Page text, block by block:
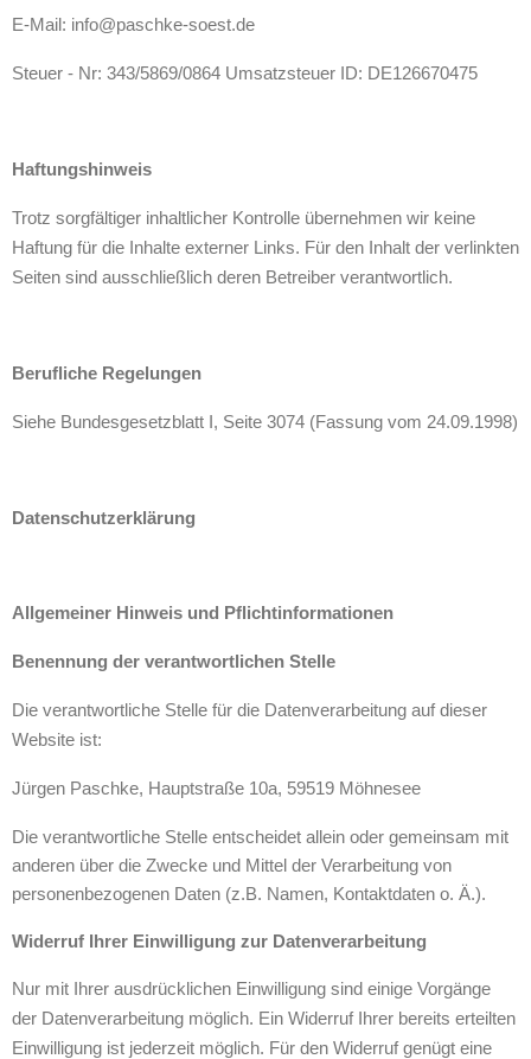
E-Mail: info@paschke-soest.de
Steuer - Nr: 343/5869/0864 Umsatzsteuer ID: DE126670475
Haftungshinweis
Trotz sorgfältiger inhaltlicher Kontrolle übernehmen wir keine
Haftung für die Inhalte externer Links. Für den Inhalt der verlinkten
Seiten sind ausschließlich deren Betreiber verantwortlich.
Berufliche Regelungen
Siehe Bundesgesetzblatt I, Seite 3074 (Fassung vom 24.09.1998)
Datenschutzerklärung
Allgemeiner Hinweis und Pflichtinformationen
Benennung der verantwortlichen Stelle
Die verantwortliche Stelle für die Datenverarbeitung auf dieser
Website ist:
Jürgen Paschke, Hauptstraße 10a, 59519 Möhnesee
Die verantwortliche Stelle entscheidet allein oder gemeinsam mit
anderen über die Zwecke und Mittel der Verarbeitung von
personenbezogenen Daten (z.B. Namen, Kontaktdaten o. Ä.).
Widerruf Ihrer Einwilligung zur Datenverarbeitung
Nur mit Ihrer ausdrücklichen Einwilligung sind einige Vorgänge
der Datenverarbeitung möglich. Ein Widerruf Ihrer bereits erteilten
Einwilligung ist jederzeit möglich. Für den Widerruf genügt eine